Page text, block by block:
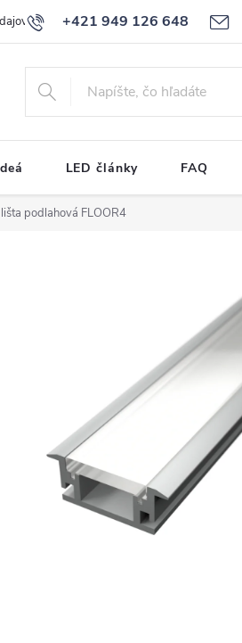
+421 949 126 648
Reklamačný poriadok
LED články FAQ
podlahová FLOOR4